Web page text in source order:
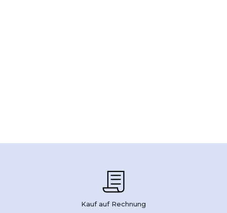
Kauf auf Rechnung